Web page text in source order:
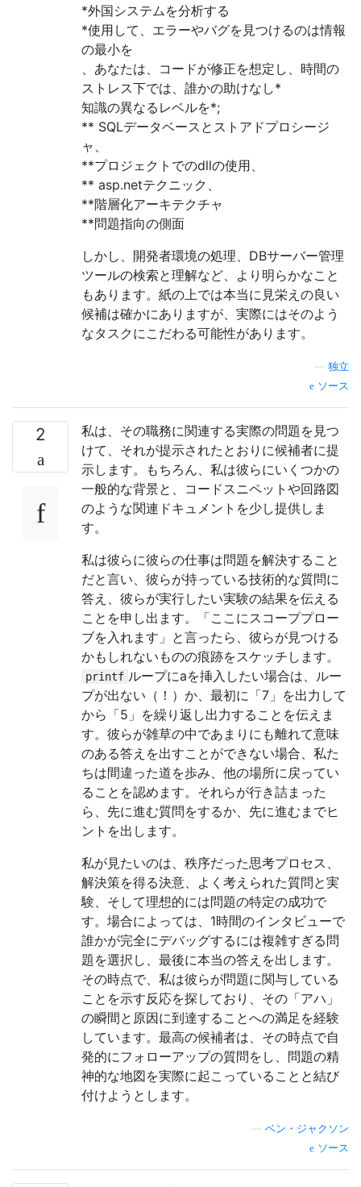
*外国システムを分析する
*使用して、エラーやバグを見つけるのは情報
の最小を
、あなたは、コードが修正を想定し、時間の
ストレス下では、誰かの助けなし*
知識の異なるレベルを*;
** SQLデータベースとストアドプロシージ
ャ、
**プロジェクトでのdllの使用、
** asp.netテクニック、
**階層化アーキテクチャ
**問題指向の側面
しかし、開発者環境の処理、DBサーバー管理
ツールの検索と理解など、より明らかなこと
もあります。紙の上では本当に見栄えの良い
候補は確かにありますが、実際にはそのよう
なタスクにこだわる可能性があります。
独立
ソース
2
私は、その職務に関連する実際の問題を見つ
けて、それが提示されたとおりに候補者に提
示します。もちろん、私は彼らにいくつかの
一般的な背景と、コードスニペットや回路図
のような関連ドキュメントを少し提供しま
す。
私は彼らに彼らの仕事は問題を解決すること
だと言い、彼らが持っている技術的な質問に
答え、彼らが実行したい実験の結果を伝える
ことを申し出ます。「ここにスコーププロー
ブを入れます」と言ったら、彼らが見つける
かもしれないものの痕跡をスケッチします。
printf ループにaを挿入したい場合は、ルー
プが出ない（！）か、最初に「7」を出力して
から「5」を繰り返し出力することを伝えま
す。彼らが雑草の中であまりにも離れて意味
のある答えを出すことができない場合、私た
ちは間違った道を歩み、他の場所に戻ってい
ることを認めます。それらが行き詰まった
ら、先に進む質問をするか、先に進むまでヒ
ントを出します。
私が見たいのは、秩序だった思考プロセス、
解決策を得る決意、よく考えられた質問と実
験、そして理想的には問題の特定の成功で
す。場合によっては、1時間のインタビューで
誰かが完全にデバッグするには複雑すぎる問
題を選択し、最後に本当の答えを出します。
その時点で、私は彼らが問題に関与している
ことを示す反応を探しており、その「アハ」
の瞬間と原因に到達することへの満足を経験
しています。最高の候補者は、その時点で自
発的にフォローアップの質問をし、問題の精
神的な地図を実際に起こっていることと結び
付けようとします。
ベン・ジャクソン
ソース